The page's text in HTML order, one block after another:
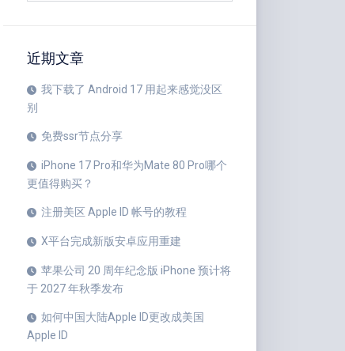
近期文章
我下载了 Android 17 用起来感觉没区
别
免费ssr节点分享
iPhone 17 Pro和华为Mate 80 Pro哪个
更值得购买？
注册美区 Apple ID 帐号的教程
X平台完成新版安卓应用重建
苹果公司 20 周年纪念版 iPhone 预计将
于 2027 年秋季发布
如何中国大陆Apple ID更改成美国
Apple ID